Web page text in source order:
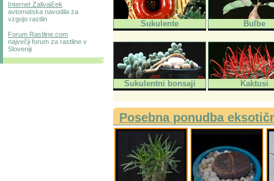
Sukulente Bulbe
Sukulentni bonsaji Kaktusi
Posebna ponudba
Internet Zalivalček
avtomatska navodila za
vzgojo rastlin
Forum Rastline.com
največji forum za rastline v
Sloveniji